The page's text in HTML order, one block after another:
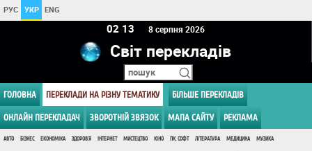
РУС УКР ENG
02:13 8 серпня 2026
Світ перекладів
ГОЛОВНА ПЕРЕКЛАДИ НА РІЗНУ ТЕМАТИКУ БІЛЬШЕ ПЕРЕКЛАДІВ
ОНЛАЙН ПЕРЕКЛАДАЧ ЗВОРОТНІЙ ЗВЯЗОК МАПА САЙТУ РЕКЛАМА
АВТО БІЗНЕС ЕКОНОМІКА ЗДОРОВ'Я ІНТЕРНЕТ МИСТЕЦТВО КІНО ПК, СОФТ ЛІТЕРАТУРА МЕДИЦИНА МУЗИКА